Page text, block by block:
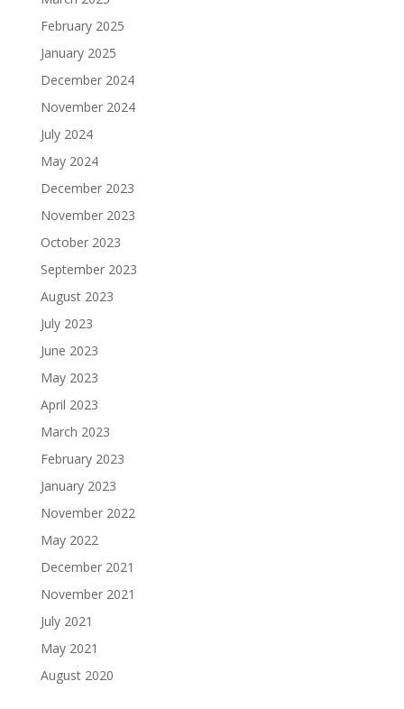
February 2025
January 2025
December 2024
November 2024
July 2024
May 2024
December 2023
November 2023
October 2023
September 2023
August 2023
July 2023
June 2023
May 2023
April 2023
March 2023
February 2023
January 2023
November 2022
May 2022
December 2021
November 2021
July 2021
May 2021
August 2020